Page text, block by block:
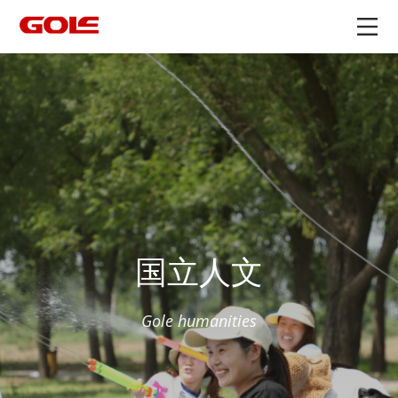
国立人文
Gole humanities